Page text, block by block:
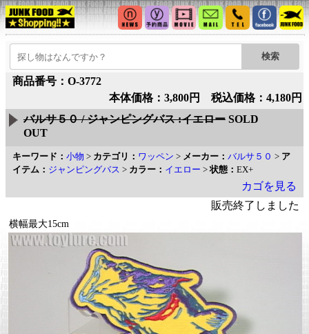
商品番号：O-3772
本体価格：3,800円 税込価格：4,180円
バルサ５０ / ジャンピングバス :イエロー SOLD
OUT
キーワード： 小物 > カテゴリ： ワッペン > メーカー： バルサ５０ > ア
イテム： ジャンピングバス > カラー： イエロー >状態： EX+
カゴを見る
販売終了しました
横幅最大15cm